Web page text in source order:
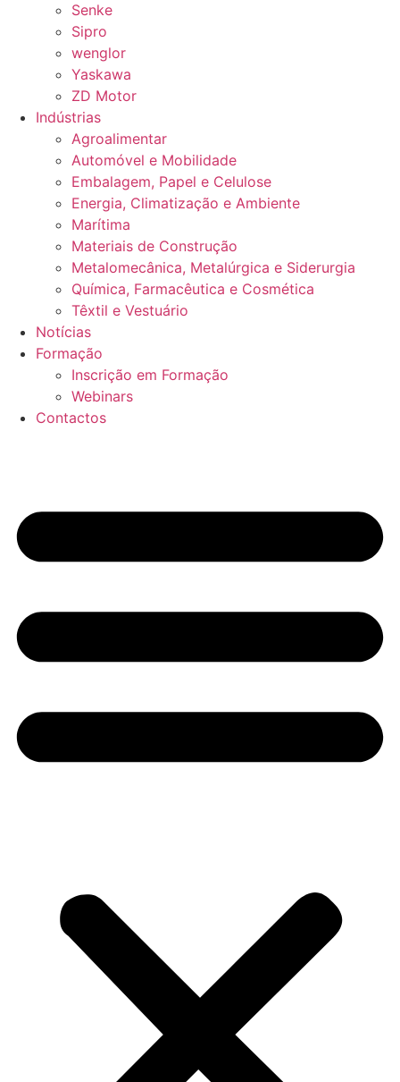
Senke
Sipro
wenglor
Yaskawa
ZD Motor
Indústrias
Agroalimentar
Automóvel e Mobilidade
Embalagem, Papel e Celulose
Energia, Climatização e Ambiente
Marítima
Materiais de Construção
Metalomecânica, Metalúrgica e Siderurgia
Química, Farmacêutica e Cosmética
Têxtil e Vestuário
Notícias
Formação
Inscrição em Formação
Webinars
Contactos